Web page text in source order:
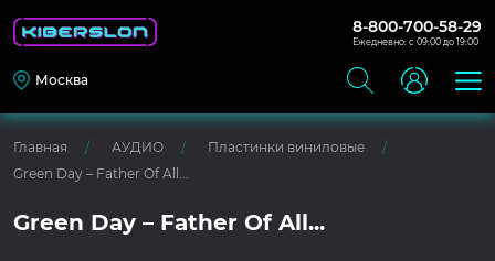
8-800-700-58-29
Ежедневно: с 09:00 до 19:00
Москва
Главная АУДИО
Пластинки виниловые
Green Day – Father Of All...
Green Day – Father Of All...